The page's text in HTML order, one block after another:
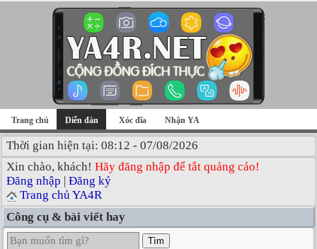
Trang chủ Diễn đàn Xóc đĩa Nhận YA
Thời gian hiện tại: 08:12 - 07/08/2026
Xin chào, khách! Hãy đăng nhập để tắt quảng cáo!
Đăng nhập | Đăng ký
Trang chủ YA4R
Công cụ & bài viết hay
Tìm